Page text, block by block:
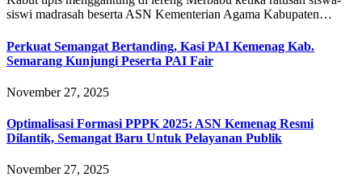
siswi madrasah beserta ASN Kementerian Agama Kabupaten…
Perkuat Semangat Bertanding, Kasi PAI Kemenag Kab.
Semarang Kunjungi Peserta PAI Fair
November 27, 2025
Optimalisasi Formasi PPPK 2025: ASN Kemenag Resmi
Dilantik, Semangat Baru Untuk Pelayanan Publik
November 27, 2025